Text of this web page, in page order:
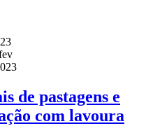
23
de pastagens e
com lavoura